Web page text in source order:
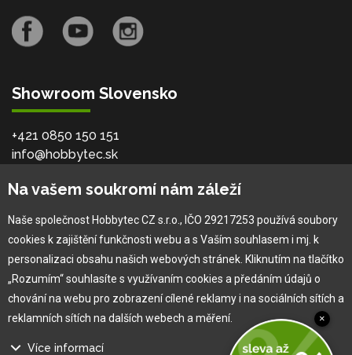
Showroom Slovensko
+421 0850 150 151
info@hobbytec.sk
Ľubotice - Prešov
O společnosti
Vlastní výroba
Náš tým
O nás
Na vašem soukromí nám záleží
Naše společnost Hobbytec CZ s.r.o., IČO 29217253 používá soubory
cookies k zajištění funkčnosti webu a s Vaším souhlasem i mj. k
personalizaci obsahu našich webových stránek. Kliknutím na tlačítko
„Rozumím“ souhlasíte s využívaním cookies a předáním údajů o
chování na webu pro zobrazení cílené reklamy i na sociálních sítích a
reklamních sítích na dalších webech a měření.
Více informací
×